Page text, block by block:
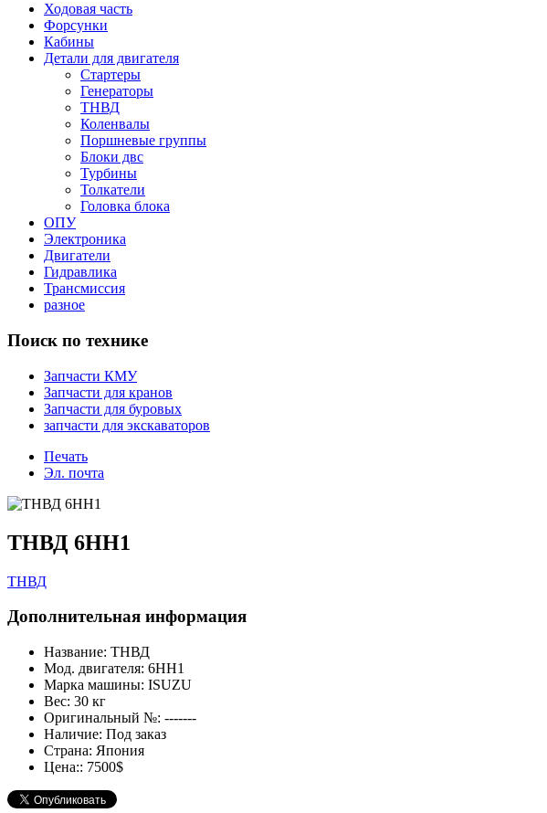
Ходовая часть
Форсунки
Кабины
Детали для двигателя
Стартеры
Генераторы
ТНВД
Коленвалы
Поршневые группы
Блоки двс
Турбины
Толкатели
Головка блока
ОПУ
Электроника
Двигатели
Гидравлика
Трансмиссия
разное
Поиск по технике
Запчасти КМУ
Запчасти для кранов
Запчасти для буровых
запчасти для экскаваторов
Печать
Эл. почта
ТНВД 6HH1
ТНВД
Дополнительная информация
Название: ТНВД
Мод. двигателя: 6HH1
Марка машины: ISUZU
Вес: 30 кг
Оригинальный №: -------
Наличие: Под заказ
Страна: Япония
Цена:: 7500$